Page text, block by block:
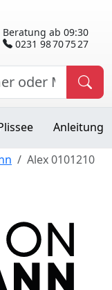
Beratung ab 09:30
0231 98 70 75 27
Anleitung
Alex 0101210